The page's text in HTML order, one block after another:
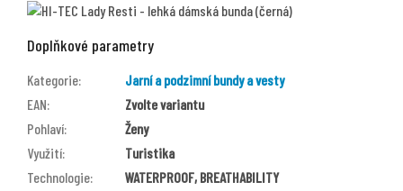
Doplňkové parametry
Kategorie:
Jarní a podzimní bundy a vesty
EAN:
Zvolte variantu
Pohlaví:
Ženy
Využití:
Turistika
Technologie:
WATERPROOF, BREATHABILITY